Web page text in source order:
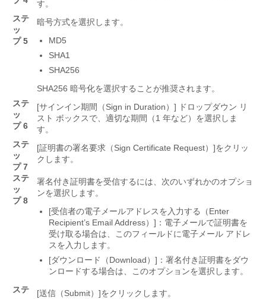
す。
ステ
ッ
プ 5
暗号方式を選択します。
MD5
SHA1
SHA256
SHA256 暗号化を選択することが推奨されます。
ステ
ッ
プ 6
[サインイン期間（Sign in Duration）] ドロップダウン リ
スト ボックスで、適切な期間（1 年など）を選択しま
す。
ステ
ッ
プ 7
[証明書の署名要求（Sign Certificate Request）]をクリッ
クします。
ステ
ッ
プ 8
署名付き証明書を受信するには、次のいずれかのオプショ
ンを選択します。
[受信者の電子メールアドレスを入力する（Enter
Recipient’s Email Address）] ：電子メールで証明書を
受け取る場合は、このフィールドに電子メール アドレ
スを入力します。
[ダウンロード（Download）] ：署名付き証明書をダウ
ンロードする場合は、このオプションを選択します。
ステ
[送信（Submit）]をクリックします。